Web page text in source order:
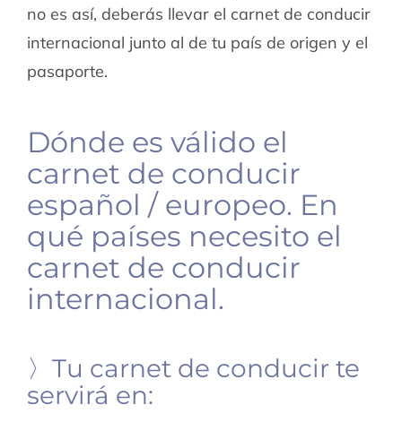
no es así, deberás llevar el carnet de conducir
internacional junto al de tu país de origen y el
pasaporte.
Dónde es válido el
carnet de conducir
español / europeo. En
qué países necesito el
carnet de conducir
internacional.
〉Tu carnet de conducir te
servirá en: